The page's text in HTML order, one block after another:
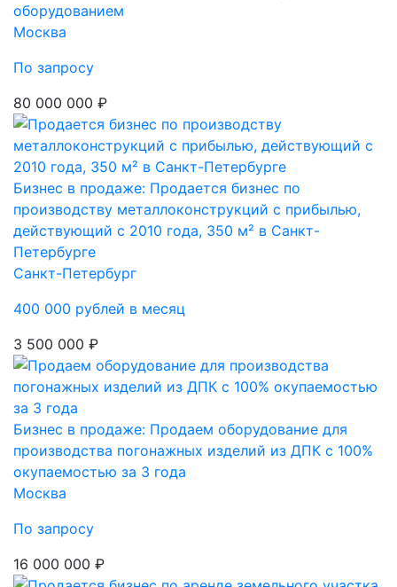
оборудованием
Москва
По запросу
80 000 000 ₽
Бизнес в продаже: Продается бизнес по
производству металлоконструкций с прибылью,
действующий с 2010 года, 350 м² в Санкт-
Петербурге
Санкт-Петербург
400 000 рублей в месяц
3 500 000 ₽
Бизнес в продаже: Продаем оборудование для
производства погонажных изделий из ДПК с 100%
окупаемостью за 3 года
Москва
По запросу
16 000 000 ₽